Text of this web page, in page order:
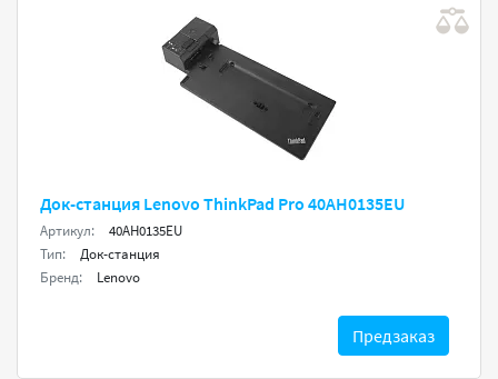
Док-станция Lenovo ThinkPad Pro 40AH0135EU
Артикул:
40AH0135EU
Тип:
Док-станция
Бренд:
Lenovo
Предзаказ